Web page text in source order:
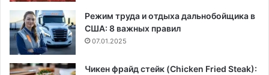
Режим труда и отдыха дальнобойщика в
США: 8 важных правил
07.01.2025
Чикен фрайд стейк (Chicken Fried Steak):